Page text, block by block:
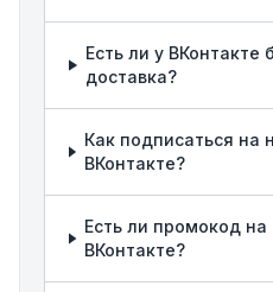
Есть ли у ВКонтакте
доставка?
Как подписаться на
ВКонтакте?
Есть ли промокод на
ВКонтакте?